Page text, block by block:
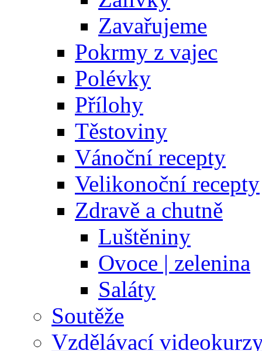
Zavařujeme
Pokrmy z vajec
Polévky
Přílohy
Těstoviny
Vánoční recepty
Velikonoční recepty
Zdravě a chutně
Luštěniny
Ovoce | zelenina
Saláty
Soutěže
Vzdělávací